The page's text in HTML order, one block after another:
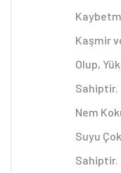
Kaşmir
Olup,
Sahiptir.
Nem
Suyu
Sahiptir.